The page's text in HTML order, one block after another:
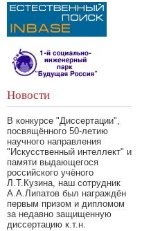
Новости
В конкурсе "Диссертации",
посвящённого 50-летию
научного направления
"Искусственный интеллект" и
памяти выдающегося
российского учёного
Л.Т.Кузина, наш сотрудник
А.А.Липатов был награждён
первым призом и дипломом
за недавно защищенную
диссертацию к.т.н.